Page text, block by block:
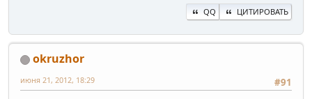
QQ ЦИТИРОВАТЬ
okruzhor
#91
июня 21, 2012, 18:29